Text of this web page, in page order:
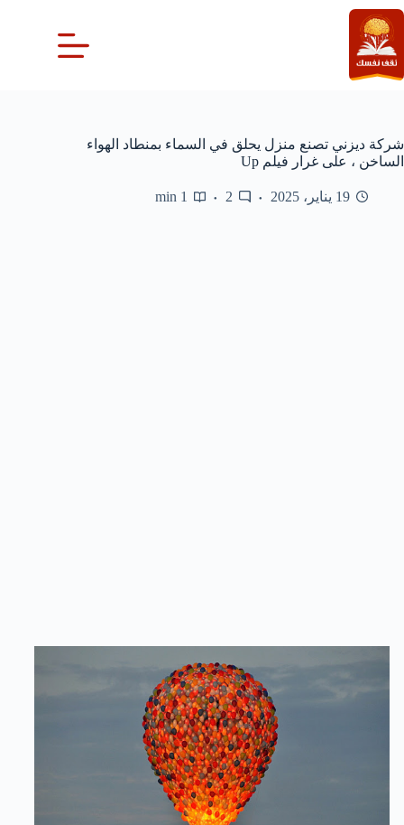
التجاوز
إلى
المحتوى
شركة ديزني تصنع منزل يحلق في السماء بمنطاد الهواء
الساخن ، على غرار فيلم Up
19 يناير، 2025 2
1 min